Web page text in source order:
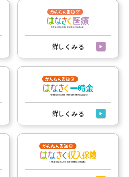
詳しくみる
詳しくみる